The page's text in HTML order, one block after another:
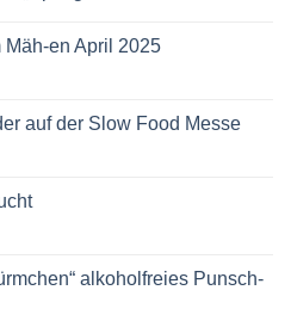
en April 2025
auf der Slow Food Messe
alkoholfreies Punsch-